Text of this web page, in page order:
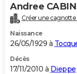
Andree CABIN
Créer une cagnotte
Naissance
26/05/1929 à
Décès
17/11/2010 à Dieppe